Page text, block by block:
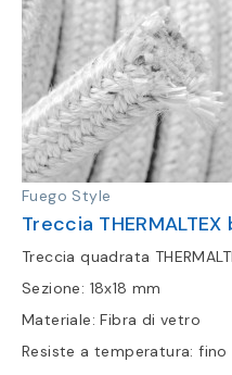
Fuego Style
Treccia THERMALTEX
Treccia quadrata
Sezione: 18x18 mm
Materiale: Fibra di vetro
Resiste a temperatura: fino